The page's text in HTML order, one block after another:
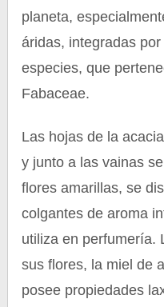
planeta,
áridas, integradas
especies, que
Fabaceae.
Las hojas de la
y junto a las vainas
flores amarillas, se
colgantes de aroma
utiliza en perfumería.
sus flores, la miel de
posee propiedades